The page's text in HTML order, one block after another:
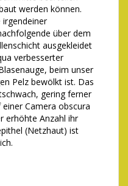
werden können.
über dem
ausgekleidet
verbesserter
beim unser
Pelz bewölkt ist. Das
gering ferner
Camera obscura
erhöhte Anzahl ihr
(Netzhaut) ist